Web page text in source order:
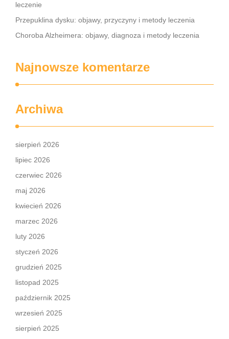
leczenie
Przepuklina dysku: objawy, przyczyny i metody leczenia
Choroba Alzheimera: objawy, diagnoza i metody leczenia
Najnowsze komentarze
Archiwa
sierpień 2026
lipiec 2026
czerwiec 2026
maj 2026
kwiecień 2026
marzec 2026
luty 2026
styczeń 2026
grudzień 2025
listopad 2025
październik 2025
wrzesień 2025
sierpień 2025